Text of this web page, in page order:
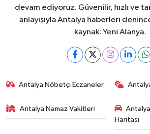
devam ediyoruz. Güvenilir, hızlı ve
anlayışıyla Antalya haberleri
kaynak: Yeni Alanya.
Antalya Nöbetçi Eczaneler
Antalya Namaz Vakitleri
Haritası